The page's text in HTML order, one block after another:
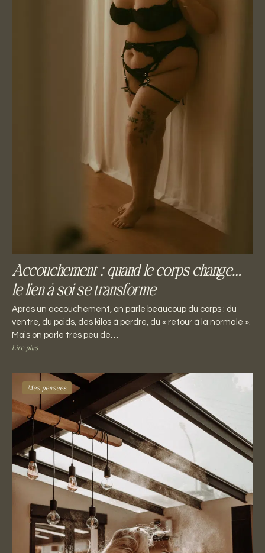
Accouchement : quand le corps change…
le lien à soi se transforme
Après un accouchement, on parle beaucoup du corps : du
ventre, du poids, des kilos à perdre, du « retour à la normale ».
Mais on parle très peu de…
Lire plus
Mes pensées